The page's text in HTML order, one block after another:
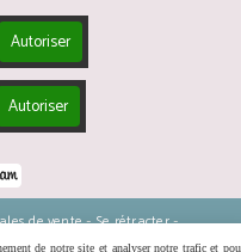
Autoriser
Autoriser
de vente
Se rétracter
cookies Mon Compte
de notre site et analyser notre trafic et